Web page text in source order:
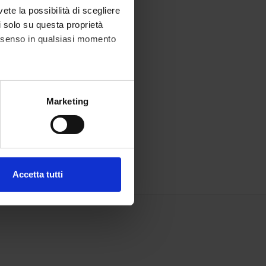
la possibilità di scegliere
su questa proprietà
in qualsiasi momento
metro,Marketing
Accetta tutti